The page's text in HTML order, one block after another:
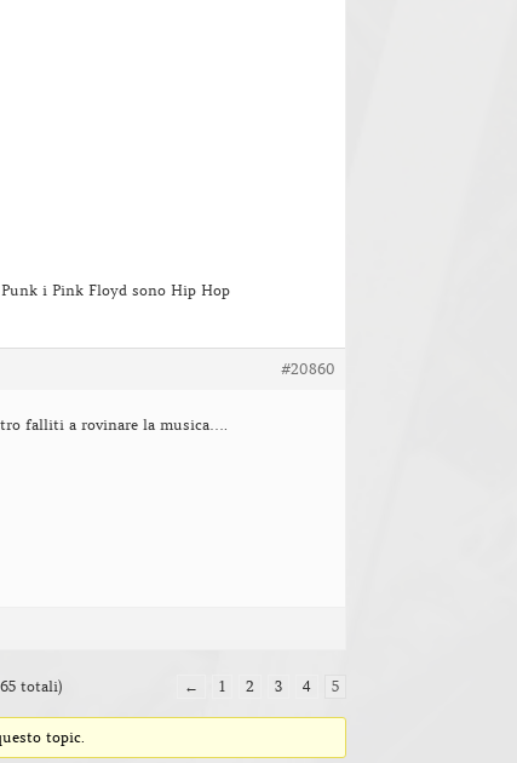
Punk i Pink Floyd sono Hip Hop
#20860
falliti a rovinare la musica….
totali) ← 1 2 3 4 5
topic.